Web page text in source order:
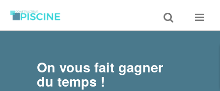
Toggle
search
Toggle
On vous fait gagner
du temps !